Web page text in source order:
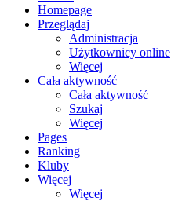
Homepage
Przeglądaj
Administracja
Użytkownicy online
Więcej
Cała aktywność
Cała aktywność
Szukaj
Więcej
Pages
Ranking
Kluby
Więcej
Więcej